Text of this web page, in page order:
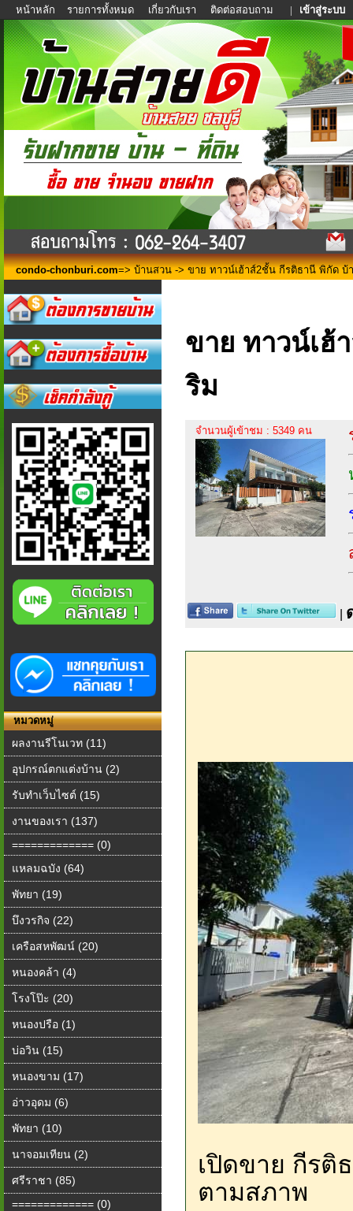
หน้าหลัก รายการทั้งหมด เกี่ยวกับเรา ติดต่อสอบถาม | เข้าสู่ระบบ
condo-chonburi.com=> บ้านสวน -> ขาย ทาวน์เฮ้าส์2ชั้น กีรติธานี พิกัด บ้
หมวดหมู่
ผลงานรีโนเวท (11)
อุปกรณ์ตกแต่งบ้าน (2)
รับทำเว็บไซต์ (15)
งานของเรา (137)
============= (0)
แหลมฉบัง (64)
พัทยา (19)
บึงวรกิจ (22)
เครือสหพัฒน์ (20)
หนองคล้า (4)
โรงโป๊ะ (20)
หนองปรือ (1)
บ่อวิน (15)
หนองขาม (17)
อ่าวอุดม (6)
พัทยา (10)
นาจอมเทียน (2)
ศรีราชา (85)
============= (0)
ขาย ทาวน์เฮ้
ริม
จำนวนผู้เข้าชม : 5349 คน
เปิดขาย กีรติ
ตามสภาพ